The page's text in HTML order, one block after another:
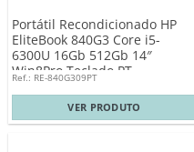
Portátil Recondicionado HP
EliteBook 840G3 Core i5-
6300U 16Gb 512Gb 14″
Win8Pro Teclado PT
Ref.: RE-840G309PT
VER PRODUTO